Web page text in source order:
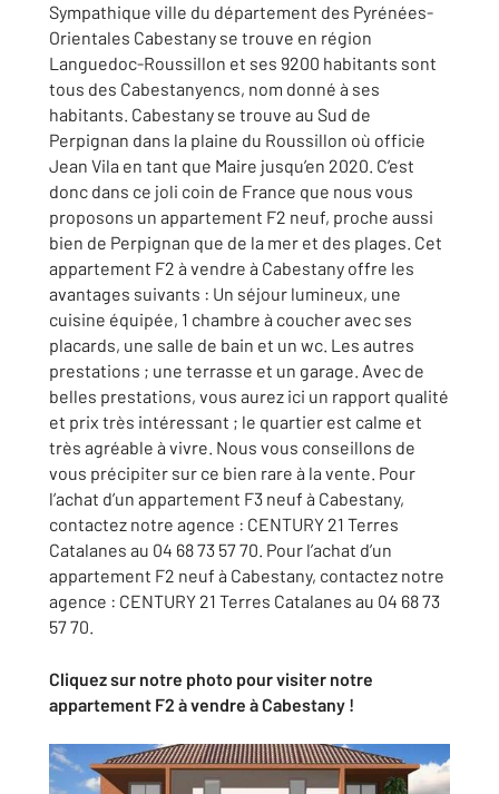
Sympathique ville du département des Pyrénées-
Orientales Cabestany se trouve en région
Languedoc-Roussillon et ses 9200 habitants sont
tous des Cabestanyencs, nom donné à ses
habitants. Cabestany se trouve au Sud de
Perpignan dans la plaine du Roussillon où officie
Jean Vila en tant que Maire jusqu’en 2020. C’est
donc dans ce joli coin de France que nous vous
proposons un appartement F2 neuf, proche aussi
bien de Perpignan que de la mer et des plages. Cet
appartement F2 à vendre à Cabestany offre les
avantages suivants : Un séjour lumineux, une
cuisine équipée, 1 chambre à coucher avec ses
placards, une salle de bain et un wc. Les autres
prestations ; une terrasse et un garage. Avec de
belles prestations, vous aurez ici un rapport qualité
et prix très intéressant ; le quartier est calme et
très agréable à vivre. Nous vous conseillons de
vous précipiter sur ce bien rare à la vente. Pour
l’achat d’un appartement F3 neuf à Cabestany,
contactez notre agence : CENTURY 21 Terres
Catalanes au 04 68 73 57 70. Pour l’achat d’un
appartement F2 neuf à Cabestany, contactez notre
agence : CENTURY 21 Terres Catalanes au 04 68 73
57 70.
Cliquez sur notre photo pour visiter notre
appartement F2 à vendre à Cabestany !